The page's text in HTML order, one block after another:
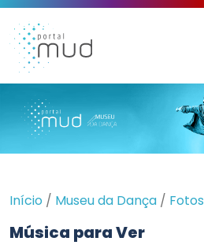
Início / Museu da Dança / Fotos
Música para Ver